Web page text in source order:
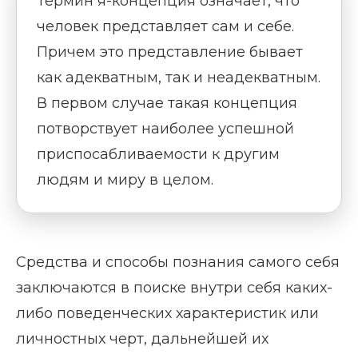
человек представляет сам и себе.
Причем это представление бывает
как адекватным, так и неадекватным.
В первом случае такая концепция
потворствует наиболее успешной
приспосабливаемости к другим
людям и миру в целом.
Средства и способы познания самого себя
заключаются в поиске внутри себя каких-
либо поведенческих характеристик или
личностных черт, дальнейшей их